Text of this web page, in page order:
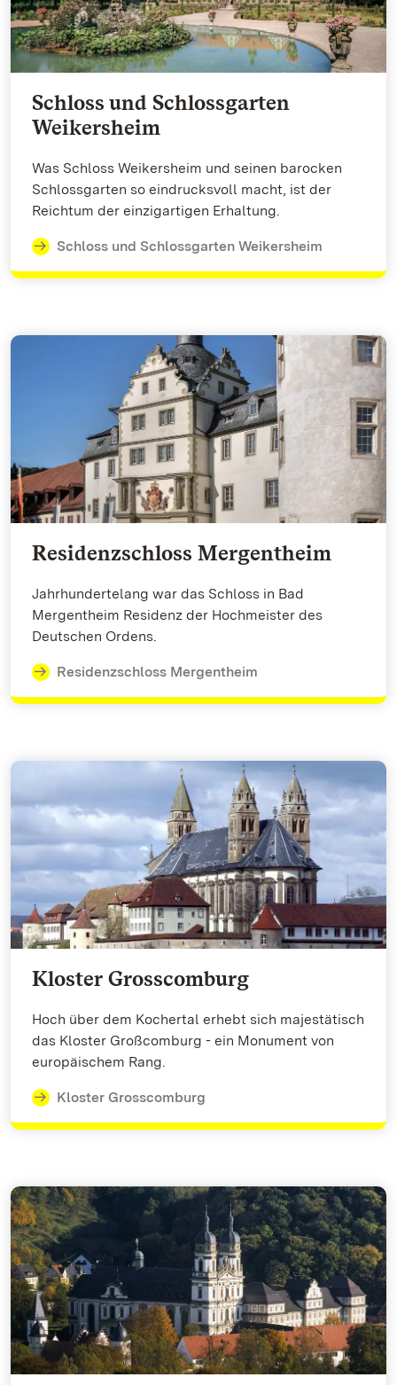
Schloss und Schlossgarten
Weikersheim
Was Schloss Weikersheim und seinen barocken
Schlossgarten so eindrucksvoll macht, ist der
Reichtum der einzigartigen Erhaltung.
Schloss und Schlossgarten Weikersheim
Residenzschloss Mergentheim
Jahrhundertelang war das Schloss in Bad
Mergentheim Residenz der Hochmeister des
Deutschen Ordens.
Residenzschloss Mergentheim
Kloster Grosscomburg
Hoch über dem Kochertal erhebt sich majestätisch
das Kloster Großcomburg - ein Monument von
europäischem Rang.
Kloster Grosscomburg